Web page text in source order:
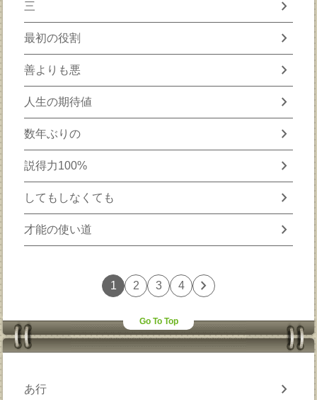
三 chevron_right
最初の役割 chevron_right
善よりも悪 chevron_right
人生の期待値 chevron_right
数年ぶりの chevron_right
説得力100% chevron_right
してもしなくても chevron_right
才能の使い道 chevron_right
1 2 3 4 chevron_right
Go To Top
あ行 chevron_right